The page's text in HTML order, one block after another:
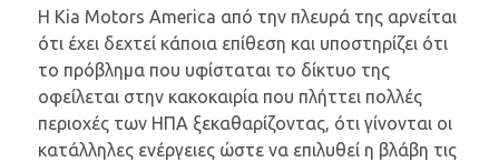
Η Kia Motors America από την πλευρά της αρνείται
ότι έχει δεχτεί κάποια επίθεση και υποστηρίζει ότι
το πρόβλημα που υφίσταται το δίκτυο της
οφείλεται στην κακοκαιρία που πλήττει πολλές
περιοχές των ΗΠΑ ξεκαθαρίζοντας, ότι γίνονται οι
κατάλληλες ενέργειες ώστε να επιλυθεί η βλάβη τις